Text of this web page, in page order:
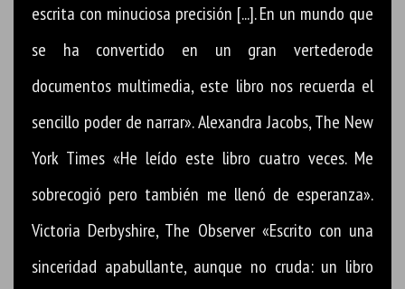
escrita con minuciosa precisión [...]. En un mundo que
se ha convertido en un gran vertederode
documentos multimedia, este libro nos recuerda el
sencillo poder de narrar». Alexandra Jacobs, The New
York Times «He leído este libro cuatro veces. Me
sobrecogió pero también me llenó de esperanza».
Victoria Derbyshire, The Observer «Escrito con una
sinceridad apabullante, aunque no cruda: un libro